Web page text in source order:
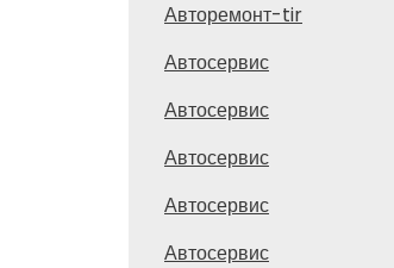
Авторемонт-tir
Автосервис
Автосервис
Автосервис
Автосервис
Автосервис